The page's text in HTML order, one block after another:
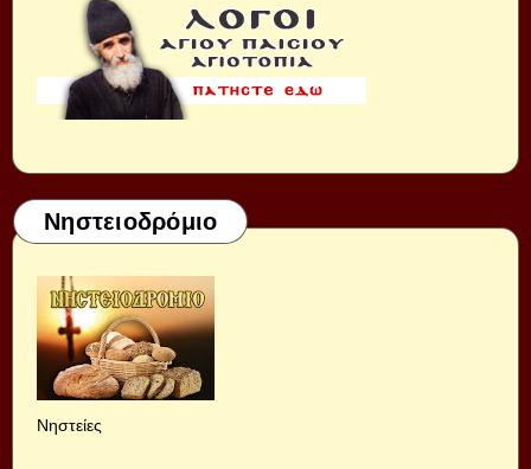
Νηστειοδρόμιο
Νηστείες